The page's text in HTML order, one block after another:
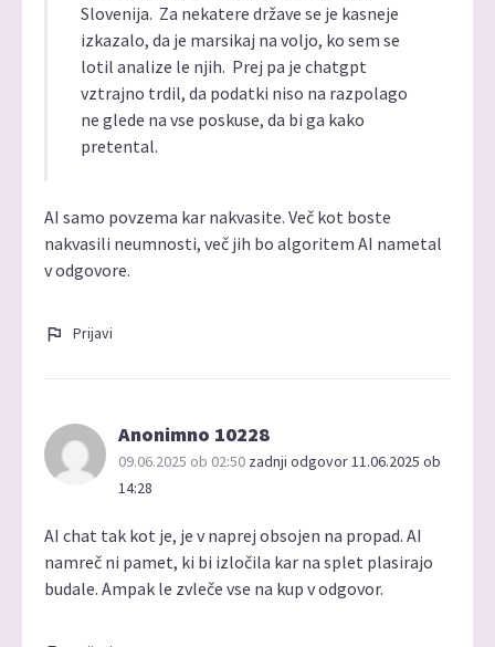
Slovenija. Za nekatere države se je kasneje
izkazalo, da je marsikaj na voljo, ko sem se
lotil analize le njih. Prej pa je chatgpt
vztrajno trdil, da podatki niso na razpolago
ne glede na vse poskuse, da bi ga kako
pretental.
AI samo povzema kar nakvasite. Več kot boste
nakvasili neumnosti, več jih bo algoritem AI nametal
v odgovore.
Prijavi
Anonimno 10228
09.06.2025 ob 02:50 zadnji odgovor 11.06.2025 ob
14:28
AI chat tak kot je, je v naprej obsojen na propad. AI
namreč ni pamet, ki bi izločila kar na splet plasirajo
budale. Ampak le zvleče vse na kup v odgovor.